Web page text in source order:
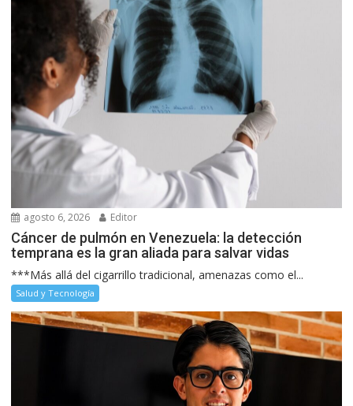
agosto 6, 2026 Editor
Cáncer de pulmón en Venezuela: la detección
temprana es la gran aliada para salvar vidas
***Más allá del cigarrillo tradicional, amenazas como el...
Salud y Tecnología